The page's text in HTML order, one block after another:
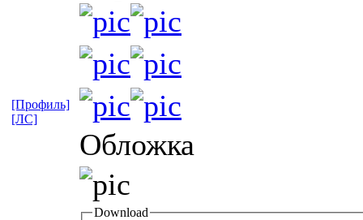
Обложка
Download
[Профиль]
[ЛС]